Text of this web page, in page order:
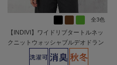
全3色
【INDIVI】ワイドリブタートルネッ
クニットウォッシャブルデオドラン
ト無地秋冬【レディース】